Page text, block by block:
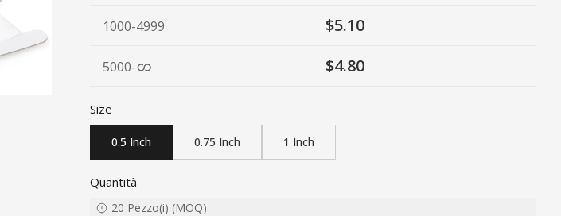
1000-4999 $5.10
5000- $4.80
Size
0.5 Inch 0.75 Inch 1 Inch
Quantità
20 Pezzo(i) (MOQ)